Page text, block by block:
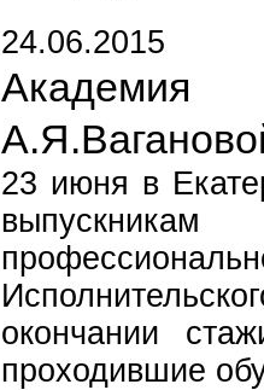
24.06.2015
23 июня в
окончании
проходившие